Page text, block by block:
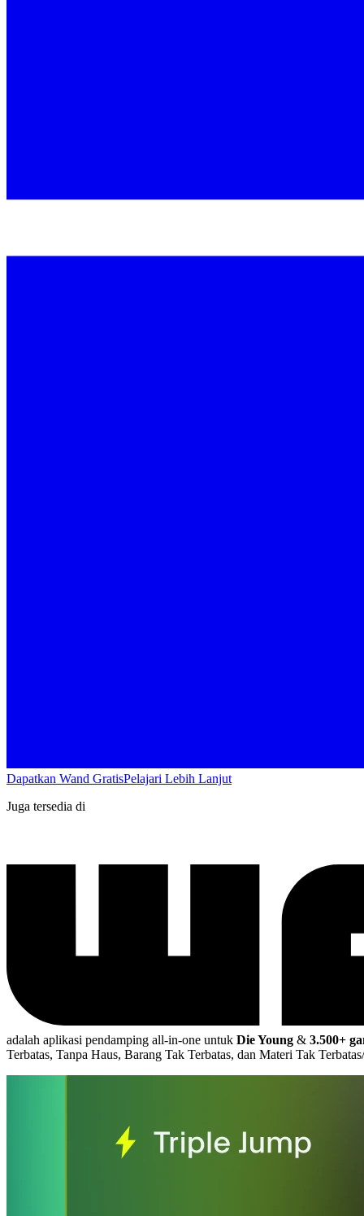
Dapatkan Wand GratisPelajari Lebih Lanjut
Juga tersedia di
adalah aplikasi pendamping all-in-one untuk Die Young & 3.500+
Terbatas, Tanpa Haus, Barang Tak Terbatas, dan Materi Tak